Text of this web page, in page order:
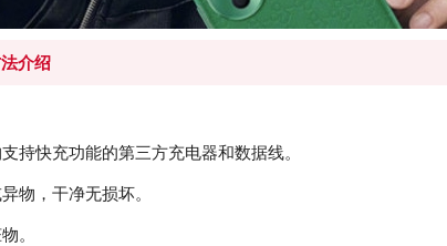
介绍
持快充功能的第三方充电器和数据线。
物，干净无损坏。
。